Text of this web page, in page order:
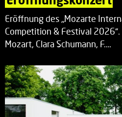
Eröffnung des „Mozarte
Competition & Festival 2026“.
Mozart, Clara Schumann, F.…